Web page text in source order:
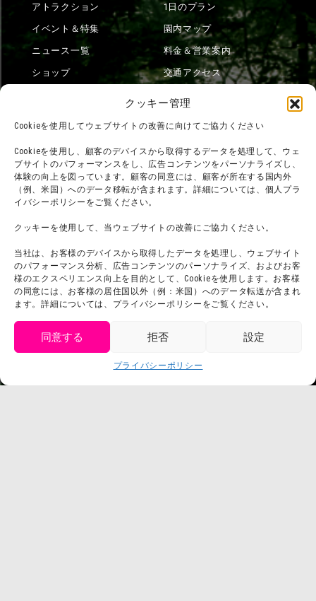
クッキー管理
Cookieを使用してウェブサイトの改善に向けてご協力ください
Cookieを使用し、顧客のデバイスから取得するデータを処理して、ウェ
ブサイトのパフォーマンスをし、広告コンテンツをパーソナライズし、
体験の向上を図っています。顧客の同意には、顧客が所在する国内外
（例、米国）へのデータ移転が含まれます。詳細については、個人プラ
イバシーポリシーをご覧ください。
クッキーを使用して、当ウェブサイトの改善にご協力ください。
当社は、お客様のデバイスから取得したデータを処理し、ウェブサイト
のパフォーマンス分析、広告コンテンツのパーソナライズ、およびお客
様のエクスペリエンス向上を目的として、Cookieを使用します。お客様
の同意には、お客様の居住国以外（例：米国）へのデータ転送が含まれ
ます。詳細については、プライバシーポリシーをご覧ください。
同意する 拒否 設定
プライバシーポリシー
アトラクション
イベント＆特集
ニュース一覧
ショップ
1日のプラン
園内マップ
料金＆営業案内
交通アクセス
団体利用について
お問い合わせ
利用規約
プライバシーポリシー
プレスリリース
メディア掲載実績
会社概要
スタッフ募集